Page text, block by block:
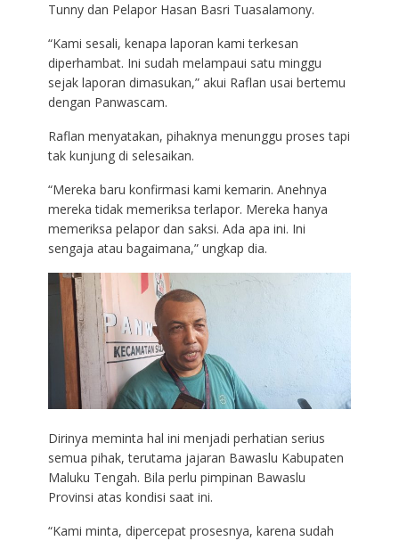
Tunny dan Pelapor Hasan Basri Tuasalamony.
“Kami sesali, kenapa laporan kami terkesan
diperhambat. Ini sudah melampaui satu minggu
sejak laporan dimasukan,” akui Raflan usai bertemu
dengan Panwascam.
Raflan menyatakan, pihaknya menunggu proses tapi
tak kunjung di selesaikan.
“Mereka baru konfirmasi kami kemarin. Anehnya
mereka tidak memeriksa terlapor. Mereka hanya
memeriksa pelapor dan saksi. Ada apa ini. Ini
sengaja atau bagaimana,” ungkap dia.
Dirinya meminta hal ini menjadi perhatian serius
semua pihak, terutama jajaran Bawaslu Kabupaten
Maluku Tengah. Bila perlu pimpinan Bawaslu
Provinsi atas kondisi saat ini.
“Kami minta, dipercepat prosesnya, karena sudah